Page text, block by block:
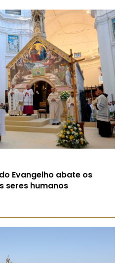
Evangelho abate os
seres humanos